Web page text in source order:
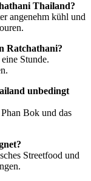
Thailand?
angenehm kühl und
Ratchathani?
Stunde.
unbedingt
Bok und das
Streetfood und